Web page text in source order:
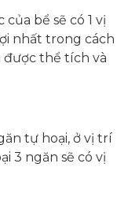
bể sẽ có 1 vị
nhất trong cách
thể tích và
tự hoại, ở vị trí
3 ngăn sẽ có vị